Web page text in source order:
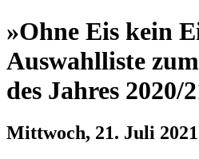
»Ohne Eis kein
Auswahlliste
des Jahres 2020/
Mittwoch, 21. Juli 2021